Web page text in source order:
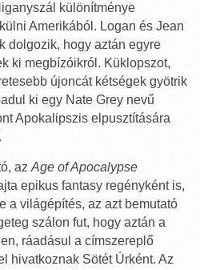
különítménye
Amerikából. Logan és Jean
dolgozik, hogy aztán egyre
ki megbízóikról. Küklopszot,
újoncát kétségek gyötrik
ki egy Nate Grey nevű
Apokalipszis elpusztítására
az Age of Apocalypse
epikus fantasy regényként is,
a világépítés, az azt bemutató
szálon fut, hogy aztán a
ráadásul a címszereplő
hivatkoznak Sötét Úrként. Az